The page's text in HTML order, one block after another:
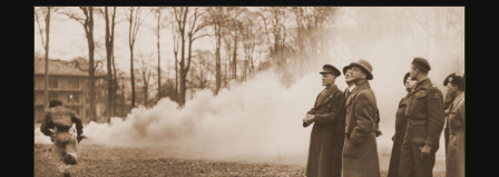
Bezoek minister Fiévez aan de
Stormschool